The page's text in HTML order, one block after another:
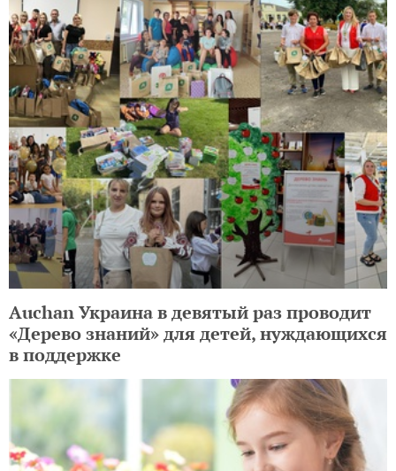
Auchan Украина в девятый раз проводит
«Дерево знаний» для детей, нуждающихся
в поддержке